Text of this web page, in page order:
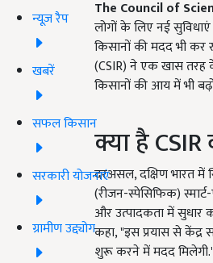
न्यूज़ रैप
खबरें
सफल किसान
सरकारी योजनाएं
ग्रामीण उद्द्योग
The Council of
लोगों के लिए नई
किसानों की मदद भी कर
(CSIR) ने एक खास
किसानों की आय में भी
क्या है
दरअसल, दक्षिण भारत में
(रीजन-स्पेसिफिक)
और उत्पादकता में सुधार
कहा, "इस प्रयास से
शुरू करने में मदद